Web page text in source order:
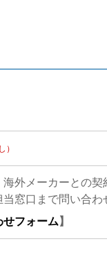
）
海外メーカーとの
窓口まで問い合わ
せフォーム】